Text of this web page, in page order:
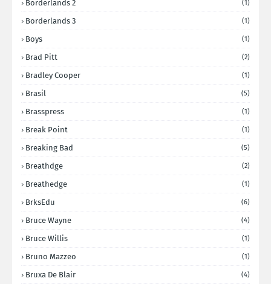
Borderlands 2 (1)
Borderlands 3 (1)
Boys (1)
Brad Pitt (2)
Bradley Cooper (1)
Brasil (5)
Brasspress (1)
Break Point (1)
Breaking Bad (5)
Breathdge (2)
Breathedge (1)
BrksEdu (6)
Bruce Wayne (4)
Bruce Willis (1)
Bruno Mazzeo (1)
Bruxa De Blair (4)